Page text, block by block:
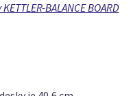
BALANCE BOARD